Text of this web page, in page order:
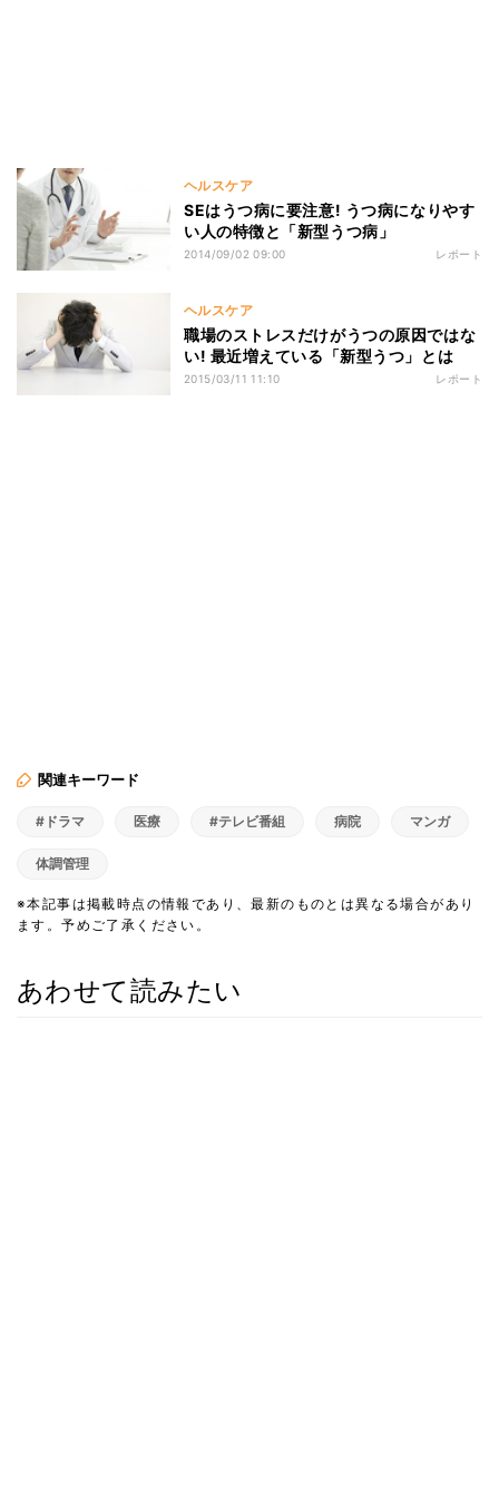
ヘルスケア
SEはうつ病に要注意! うつ病になりやす
い人の特徴と「新型うつ病」
2014/09/02 09:00 レポート
ヘルスケア
職場のストレスだけがうつの原因ではな
い! 最近増えている「新型うつ」とは
2015/03/11 11:10 レポート
関連キーワード
#ドラマ 医療 #テレビ番組 病院 マンガ
体調管理
※本記事は掲載時点の情報であり、最新のものとは異なる場合があり
ます。予めご了承ください。
あわせて読みたい